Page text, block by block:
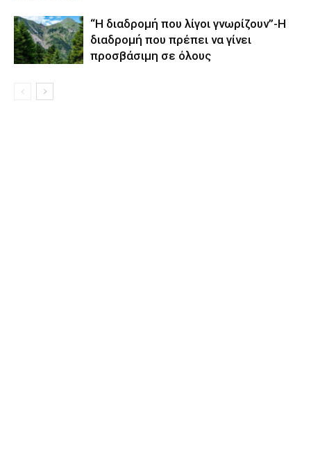
“H διαδρομή που λίγοι γνωρίζουν”-Η
διαδρομή που πρέπει να γίνει
προσβάσιμη σε όλους